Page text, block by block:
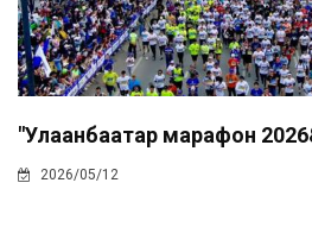
"Улаанбаатар марафон
2026/05/12